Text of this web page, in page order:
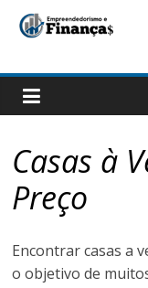
Skip
Guiando
nas
finanças
no
incrível
mundo
Casas à
Preço
Encontrar casas a
o objetivo de